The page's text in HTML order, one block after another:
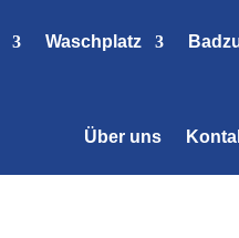
Waschplatz
Über uns